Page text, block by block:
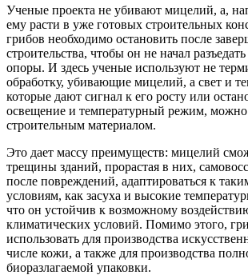
Ученые проекта не убивают мицелий, а,
ему расти в уже готовых строительных
грибов необходимо остановить после
строительства, чтобы он не начал
опоры. И здесь ученые используют не
обработку, убивающие мицелий, а свет и
которые дают сигнал к его росту или
освещение и температурный режим, можно
строительным материалом.
Это дает массу преимуществ: мицелий
трещины зданий, прорастая в них,
после повреждений, адаптироваться к
условиям, как засуха и высокие
что он устойчив к возможному
климатических условий. Помимо этого,
использовать для производства
числе кожи, а также для производства
биоразлагаемой упаковки.